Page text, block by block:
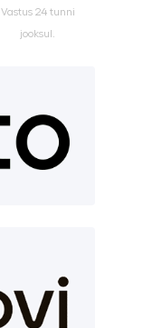
Vastus 24 tunni
jooksul.